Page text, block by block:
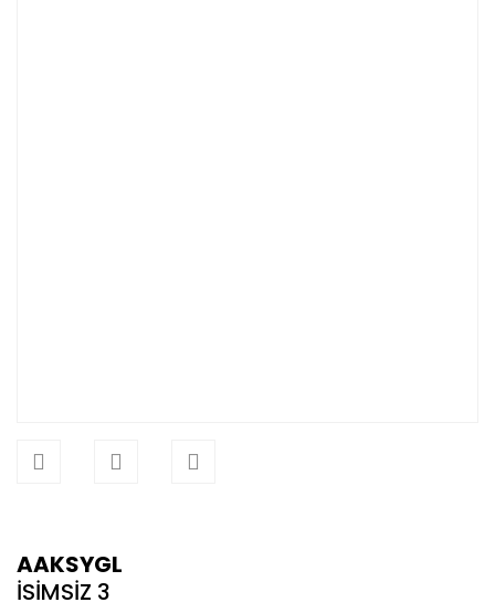
AAKSYGL
İSİMSİZ 3